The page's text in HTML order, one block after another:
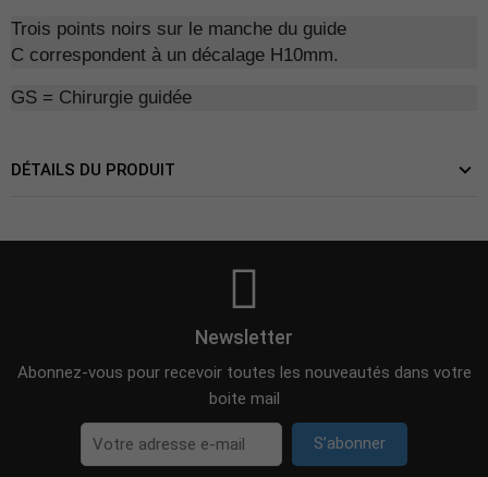
Trois points noirs sur le manche du guide
C correspondent à un décalage H10mm.
GS = Chirurgie guidée
DÉTAILS DU PRODUIT
Newsletter
Abonnez-vous pour recevoir toutes les nouveautés dans votre
boite mail
S’abonner